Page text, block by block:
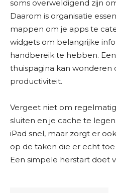
soms overweldigend zijn
Daarom is organisatie
mappen om je apps te
widgets om belangrijke
handbereik te hebben.
thuispagina kan wonderen
productiviteit.
Vergeet niet om
sluiten en je cache te
iPad snel, maar zorgt er
op de taken die er echt toe
Een simpele herstart doet